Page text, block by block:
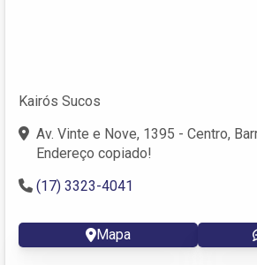
Kairós Sucos
Av. Vinte e Nove, 1395 - Centro,
Endereço copiado!
(17) 3323-4041
Mapa